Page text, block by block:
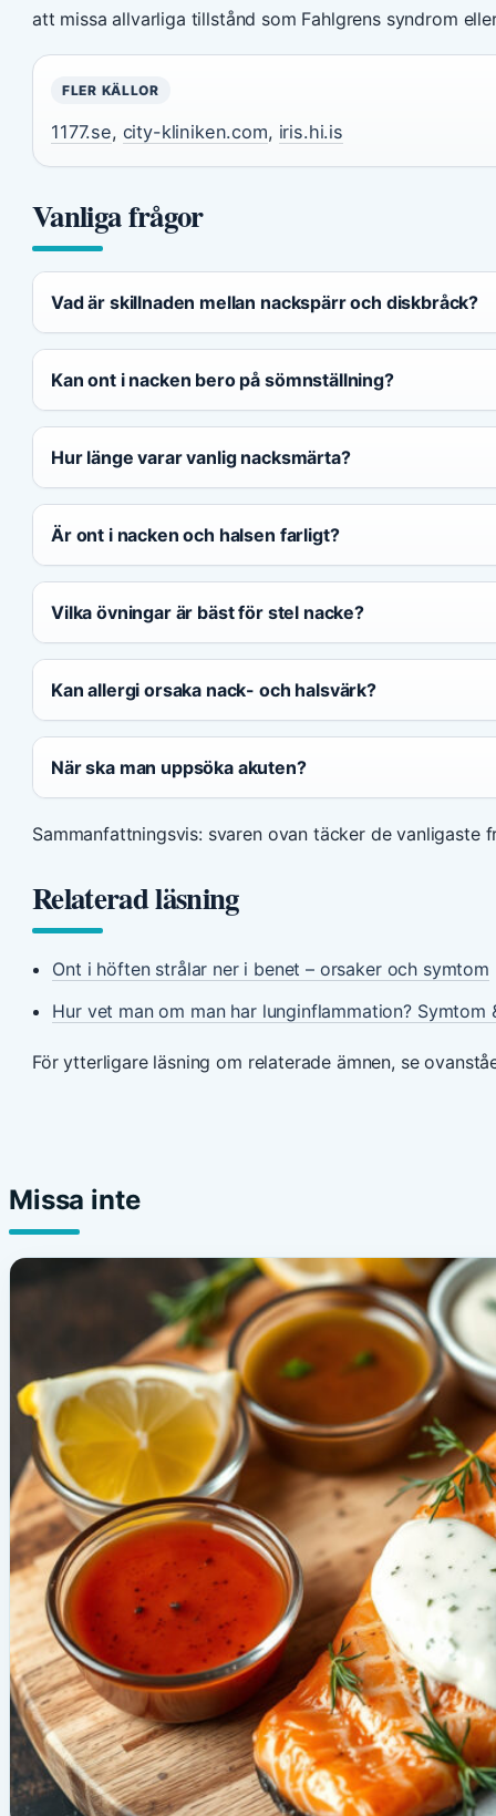
att missa allvarliga tillstånd som Fahlgrens syndrom
FLER KÄLLOR
1177.se, city-kliniken.com, iris.hi.is
Vanliga frågor
Vad är skillnaden mellan nackspärr och diskbråck?
Kan ont i nacken bero på sömnställning?
Hur länge varar vanlig nacksmärta?
Är ont i nacken och halsen farligt?
Vilka övningar är bäst för stel nacke?
Kan allergi orsaka nack- och halsvärk?
När ska man uppsöka akuten?
Sammanfattningsvis: svaren ovan täcker de vanligaste
Relaterad läsning
Ont i höften strålar ner i benet – orsaker och symtom
Hur vet man om man har lunginflammation? Symtom
För ytterligare läsning om relaterade ämnen, se
Missa inte